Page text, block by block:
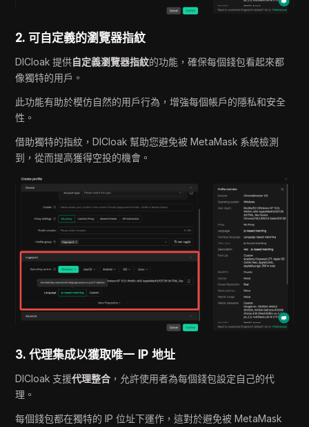
2. 可自定義的瀏覽器指紋
DICloak 提供自定義瀏覽器指紋的功能，確保每個錢包看起來都
像獨特的用戶。
此功能有助於模仿自然的用戶行為，增強每個帳戶的隱私和安全
性。
借助獨特的指紋，DICloak 幫助您避免被 MetaMask 系統檢測
到，從而提高獲得空投的機會。
3. 代理集成以獲取唯一 IP 地址
DICloak 支援代理整合 ，允許使用者為每個錢包設定自己的代
理。
每個錢包都在獨特的 IP 位址下運作，這對於避免被 MetaMask